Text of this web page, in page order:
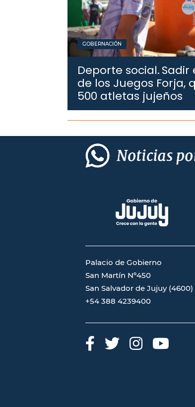
GOBERNACIÓN
Deporte social.Sadir
de los Juegos Forja,
500 atletas jujeños
Palacio de Gobierno
San Martín Nº450
San Salvador de Jujuy (4600)
+54 388 4239400